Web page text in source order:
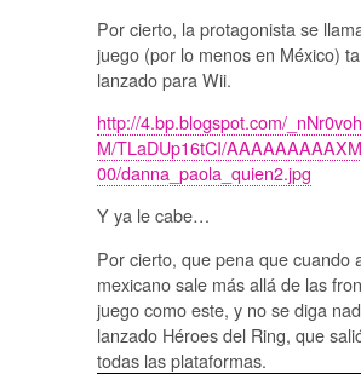
Por cierto, la protagonista se
juego (por lo menos en México)
lanzado para Wii.
http://4.bp.blogspot.com/
M/TLaDUp16tCI/
00/danna_paola_quien2.jpg
Y ya le cabe…
Por cierto, que pena que cuando
mexicano sale más allá de las
juego como este, y no se diga
lanzado Héroes del Ring, que
todas las plataformas.